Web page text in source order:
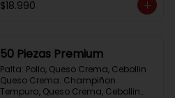
$18.990
50 Piezas Premium
Palta: Pollo, Queso Crema, Cebollin
Queso Crema: Champiñon
Tempura, Queso Crema, Cebollin